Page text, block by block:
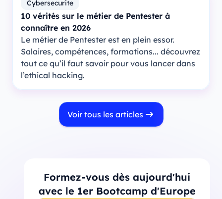
Cybersecurite
10 vérités sur le métier de Pentester à
connaître en 2026
Le métier de Pentester est en plein essor.
Salaires, compétences, formations... découvrez
tout ce qu’il faut savoir pour vous lancer dans
l’ethical hacking.
Voir tous les articles
Formez-vous dès aujourd'hui
avec le 1er Bootcamp d'Europe